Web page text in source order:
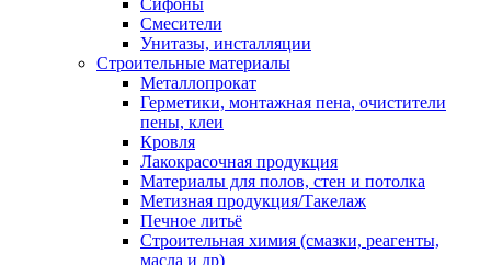
Сифоны
Смесители
Унитазы, инсталляции
Строительные материалы
Металлопрокат
Герметики, монтажная пена, очистители
пены, клеи
Кровля
Лакокрасочная продукция
Материалы для полов, стен и потолка
Метизная продукция/Такелаж
Печное литьё
Строительная химия (смазки, реагенты,
масла и др)